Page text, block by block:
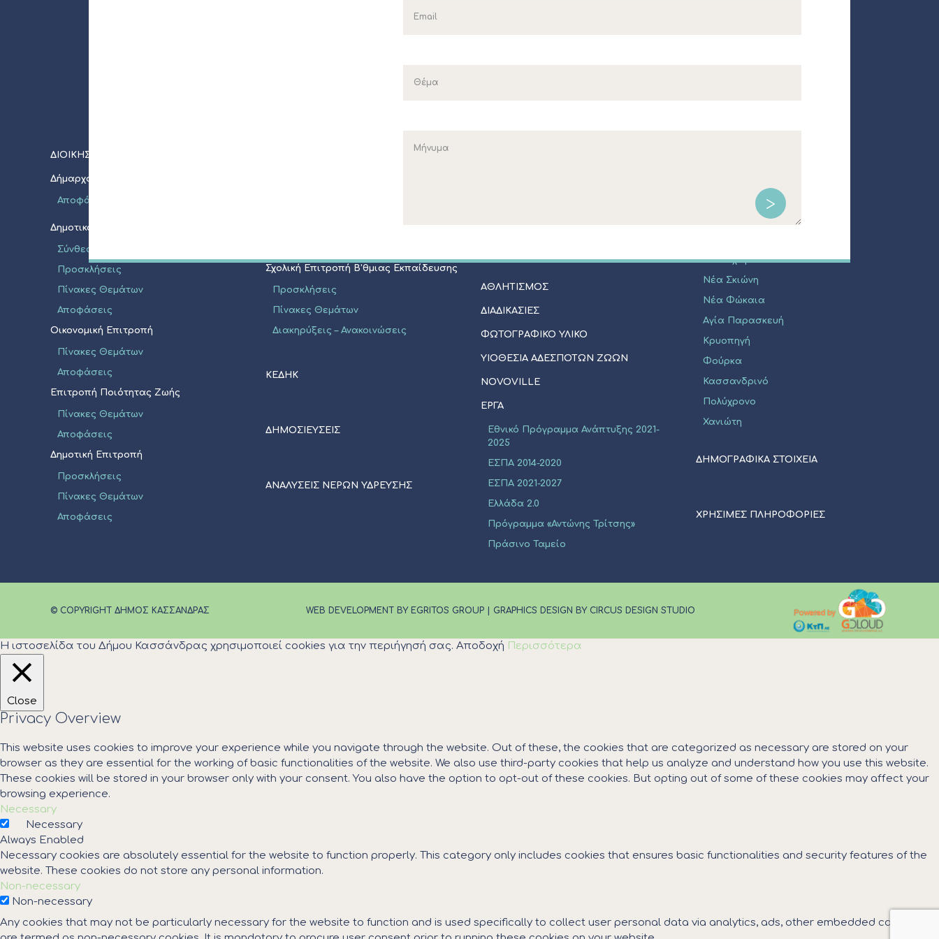
ΔΙΟΙΚΗΣΗ
Δήμαρχος
Αποφάσεις
Δημοτικό Συμβούλιο
Σύνθεση
Προσκλήσεις
Πίνακες Θεμάτων
Αποφάσεις
Οικονομική Επιτροπή
Πίνακες Θεμάτων
Αποφάσεις
Επιτροπή Ποιότητας Ζωής
Πίνακες Θεμάτων
Αποφάσεις
Δημοτική Επιτροπή
Προσκλήσεις
Πίνακες Θεμάτων
Αποφάσεις
Σχολική Επιτροπή Β'θμιας Εκπαίδευσης
Προσκλήσεις
Πίνακες Θεμάτων
Διακηρύξεις – Ανακοινώσεις
ΚΕΔΗΚ
ΔΗΜΟΣΙΕΥΣΕΙΣ
ΑΝΑΛΥΣΕΙΣ ΝΕΡΩΝ ΥΔΡΕΥΣΗΣ
Events
ΑΘΛΗΤΙΣΜΟΣ
ΔΙΑΔΙΚΑΣΙΕΣ
ΦΩΤΟΓΡΑΦΙΚΟ ΥΛΙΚΟ
ΥΙΟΘΕΣΊΑ ΑΔΈΣΠΟΤΩΝ ΖΏΩΝ
NOVOVILLE
ΈΡΓΑ
Εθνικό Πρόγραμμα Ανάπτυξης 2021-
2025
ΕΣΠΑ 2014-2020
ΕΣΠΑ 2021-2027
Ελλάδα 2.0
Πρόγραμμα «Αντώνης Τρίτσης»
Πράσινο Ταμείο
Πευκοχώρι
Νέα Σκιώνη
Νέα Φώκαια
Αγία Παρασκευή
Κρυοπηγή
Φούρκα
Κασσανδρινό
Πολύχρονο
Χανιώτη
ΔΗΜΟΓΡΑΦΙΚΑ ΣΤΟΙΧΕΙΑ
ΧΡΗΣΙΜΕΣ ΠΛΗΡΟΦΟΡΙΕΣ
© COPYRIGHT ΔΗΜΟΣ ΚΑΣΣΑΝΔΡΑΣ WEB DEVELOPMENT BY EGRITOS GROUP GRAPHICS DESIGN BY CIRCUS DESIGN STUDIO
Η ιστοσελίδα του Δήμου Κασσάνδρας χρησιμοποιεί cookies για την περιήγησή σας. Αποδοχή Περισσότερα
Close
Privacy Overview
This website uses cookies to improve your experience while you navigate through the website. Out of these, the cookies that are categorized as necessary are stored on your
browser as they are essential for the working of basic functionalities of the website. We also use third-party cookies that help us analyze and understand how you use this website.
These cookies will be stored in your browser only with your consent. You also have the option to opt-out of these cookies. But opting out of some of these cookies may affect your
browsing experience.
Necessary
Necessary
Always Enabled
Necessary cookies are absolutely essential for the website to function properly. This category only includes cookies that ensures basic functionalities and security features of the
website. These cookies do not store any personal information.
Non-necessary
Non-necessary
Any cookies that may not be particularly necessary for the website to function and is used specifically to collect user personal data via analytics, ads, other embedded contents